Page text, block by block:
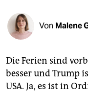
fragen & hilfe
abo
genossenschaft
Von Malene
Die Ferien sind
besser und Trump
USA. Ja, es ist in